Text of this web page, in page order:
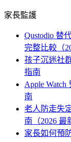
家長監護
Qustodio 替
完整比較（
孩子沉迷社
指南
Apple
南
老人防走失
南（2026 最
家長如何預